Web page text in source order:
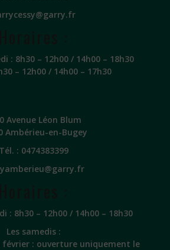
: 8h30 – 12h00 / 14h00 – 18h30
– 12h00 / 14h00 – 17h30
Avenue Léon Blum
Ambérieu-en-Bugey
Tél. : 0474383399
: 8h30 – 12h00 / 14h00 – 18h30
Les samedis :
février : ouverture uniquement le